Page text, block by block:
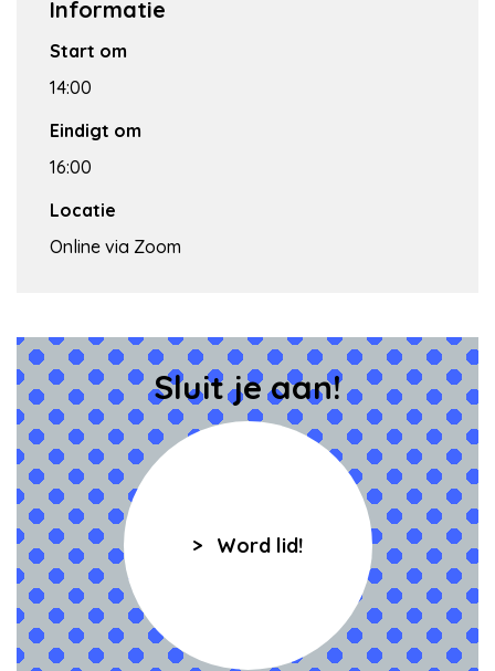
Informatie
Start om
14:00
Eindigt om
16:00
Locatie
Online via Zoom
Sluit je aan!
Word lid!